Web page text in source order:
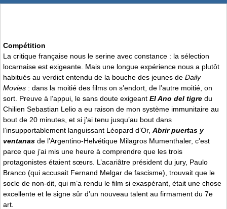
Compétition
La critique française nous le serine avec constance : la sélection
locarnaise est exigeante. Mais une longue expérience nous a plutôt
habitués au verdict entendu de la bouche des jeunes de Daily
Movies : dans la moitié des films on s’endort, de l’autre moitié, on
sort. Preuve à l’appui, le sans doute exigeant El Ano del tigre du
Chilien Sebastian Lelio a eu raison de mon système immunitaire au
bout de 20 minutes, et si j’ai tenu jusqu’au bout dans
l’insupportablement languissant Léopard d’Or, Abrir puertas y
ventanas de l’Argentino-Helvétique Milagros Mumenthaler, c’est
parce que j’ai mis une heure à comprendre que les trois
protagonistes étaient sœurs. L’acariâtre président du jury, Paulo
Branco (qui accusait Fernand Melgar de fascisme), trouvait que le
socle de non-dit, qui m’a rendu le film si exaspérant, était une chose
excellente et le signe sûr d’un nouveau talent au firmament du 7e
art.